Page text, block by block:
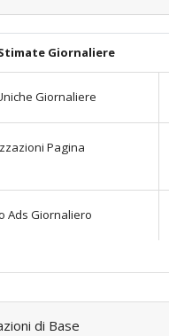
Giornaliere
Giornaliere
Pagina
Ads Giornaliero
di Base